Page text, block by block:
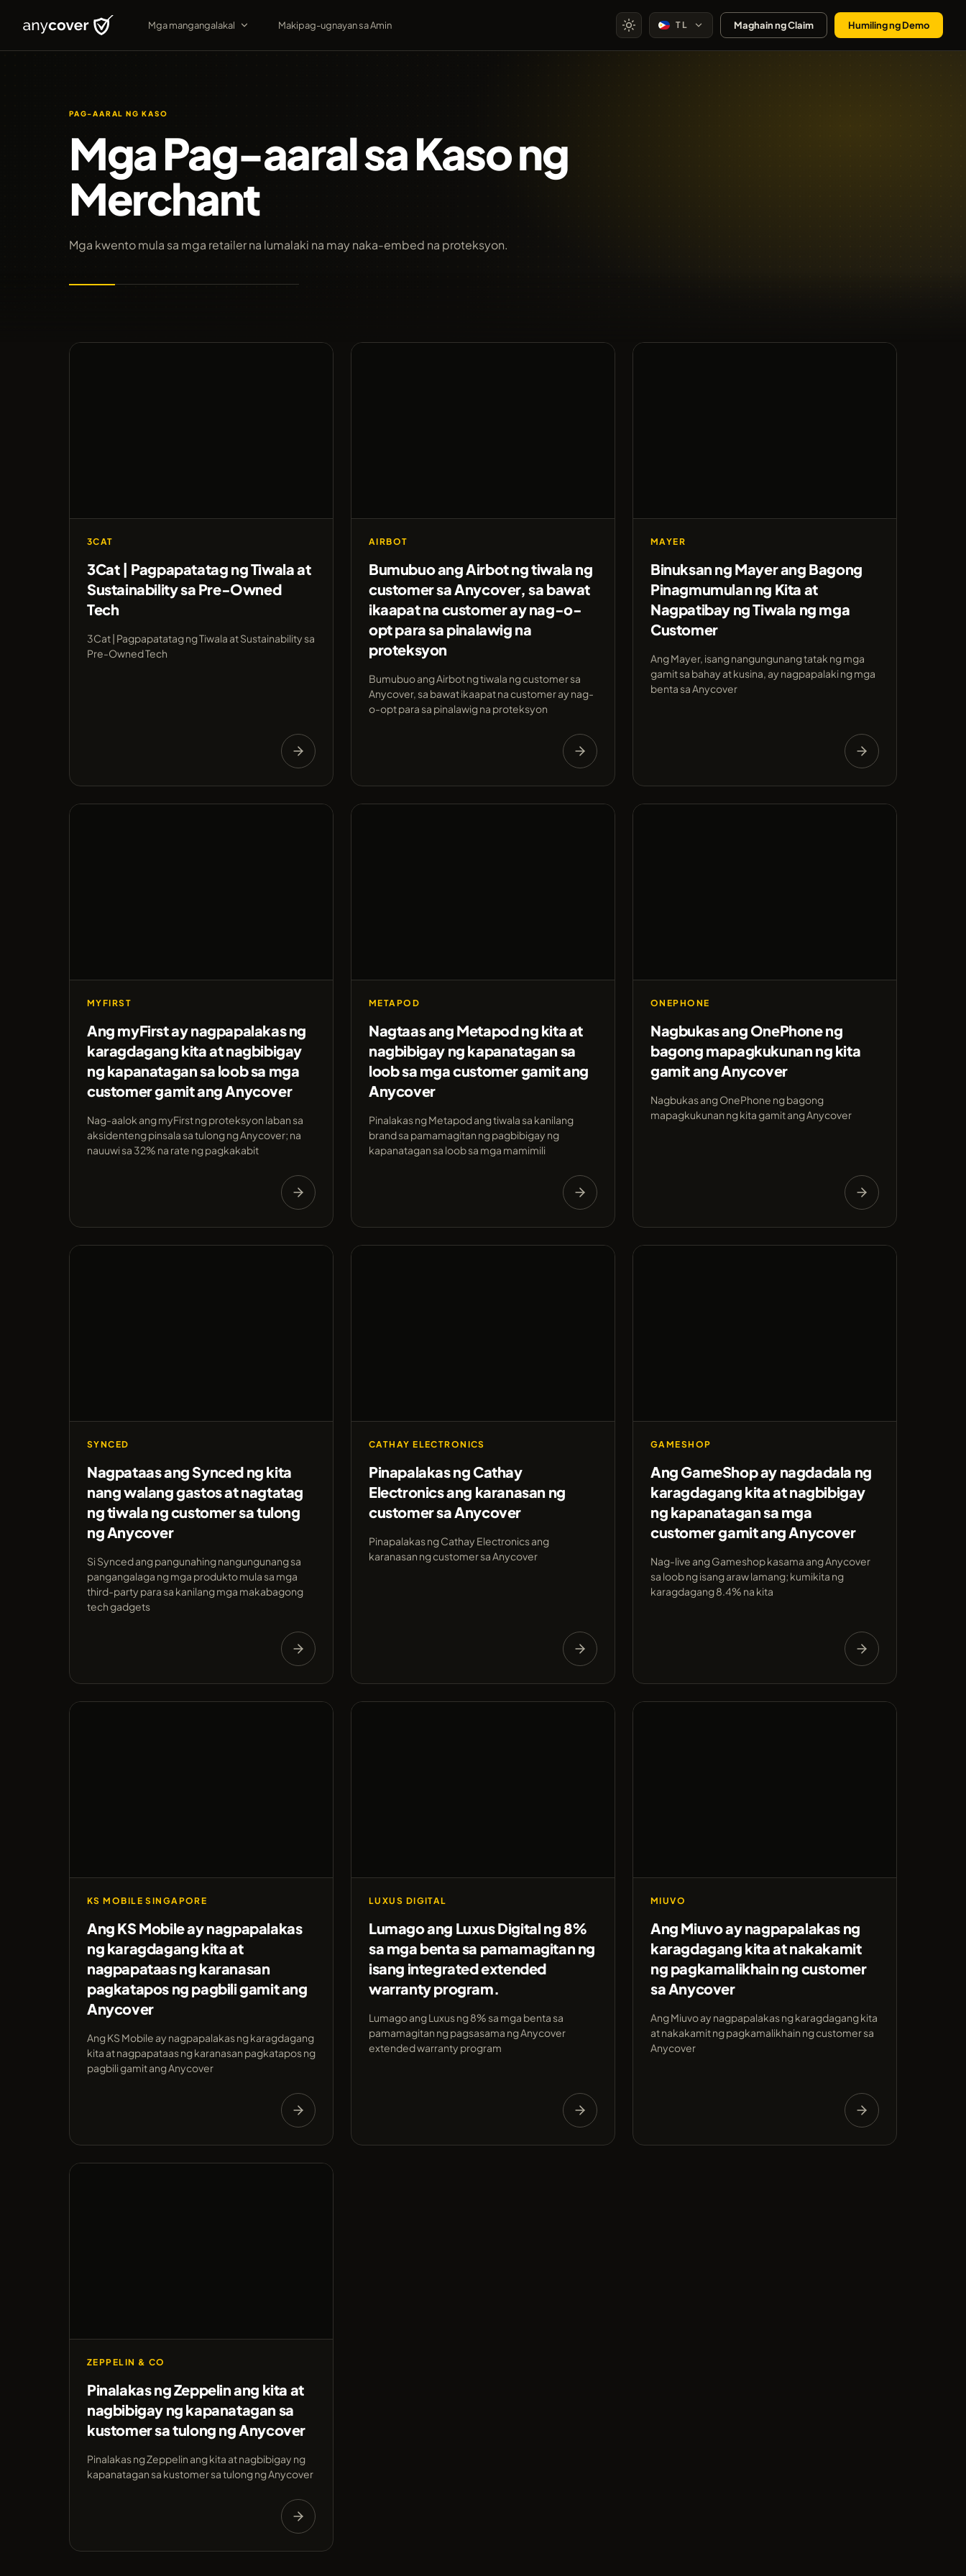
Mga mangangalakal Makipag-ugnayan sa Amin TL Maghain ng Claim Humiling ng Demo
PAG-AARAL NG KASO
Mga Pag-aaral sa Kaso ng
Merchant
Mga kwento mula sa mga retailer na lumalaki na may naka-embed na proteksyon.
3CAT
3Cat | Pagpapatatag ng Tiwala at
Sustainability sa Pre-Owned
Tech
3Cat | Pagpapatatag ng Tiwala at Sustainability sa
Pre-Owned Tech
AIRBOT
Bumubuo ang Airbot ng tiwala ng
customer sa Anycover, sa bawat
ikaapat na customer ay nag-o-
opt para sa pinalawig na
proteksyon
Bumubuo ang Airbot ng tiwala ng customer sa
Anycover, sa bawat ikaapat na customer ay nag-
o-opt para sa pinalawig na proteksyon
MAYER
Binuksan ng Mayer ang Bagong
Pinagmumulan ng Kita at
Nagpatibay ng Tiwala ng mga
Customer
Ang Mayer, isang nangungunang tatak ng mga
gamit sa bahay at kusina, ay nagpapalaki ng mga
benta sa Anycover
MYFIRST
Ang myFirst ay nagpapalakas ng
karagdagang kita at nagbibigay
ng kapanatagan sa loob sa mga
customer gamit ang Anycover
Nag-aalok ang myFirst ng proteksyon laban sa
aksidenteng pinsala sa tulong ng Anycover; na
nauuwi sa 32% na rate ng pagkakabit
METAPOD
Nagtaas ang Metapod ng kita at
nagbibigay ng kapanatagan sa
loob sa mga customer gamit ang
Anycover
Pinalakas ng Metapod ang tiwala sa kanilang
brand sa pamamagitan ng pagbibigay ng
kapanatagan sa loob sa mga mamimili
ONEPHONE
Nagbukas ang OnePhone ng
bagong mapagkukunan ng kita
gamit ang Anycover
Nagbukas ang OnePhone ng bagong
mapagkukunan ng kita gamit ang Anycover
SYNCED
Nagpataas ang Synced ng kita
nang walang gastos at nagtatag
ng tiwala ng customer sa tulong
ng Anycover
Si Synced ang pangunahing nangungunang sa
pangangalaga ng mga produkto mula sa mga
third-party para sa kanilang mga makabagong
tech gadgets
CATHAY ELECTRONICS
Pinapalakas ng Cathay
Electronics ang karanasan ng
customer sa Anycover
Pinapalakas ng Cathay Electronics ang
karanasan ng customer sa Anycover
GAMESHOP
Ang GameShop ay nagdadala ng
karagdagang kita at nagbibigay
ng kapanatagan sa mga
customer gamit ang Anycover
Nag-live ang Gameshop kasama ang Anycover
sa loob ng isang araw lamang; kumikita ng
karagdagang 8.4% na kita
KS MOBILE SINGAPORE
Ang KS Mobile ay nagpapalakas
ng karagdagang kita at
nagpapataas ng karanasan
pagkatapos ng pagbili gamit ang
Anycover
Ang KS Mobile ay nagpapalakas ng karagdagang
kita at nagpapataas ng karanasan pagkatapos ng
pagbili gamit ang Anycover
LUXUS DIGITAL
Lumago ang Luxus Digital ng 8%
sa mga benta sa pamamagitan ng
isang integrated extended
warranty program.
Lumago ang Luxus ng 8% sa mga benta sa
pamamagitan ng pagsasama ng Anycover
extended warranty program
MIUVO
Ang Miuvo ay nagpapalakas ng
karagdagang kita at nakakamit
ng pagkamalikhain ng customer
sa Anycover
Ang Miuvo ay nagpapalakas ng karagdagang kita
at nakakamit ng pagkamalikhain ng customer sa
Anycover
ZEPPELIN & CO
Pinalakas ng Zeppelin ang kita at
nagbibigay ng kapanatagan sa
kustomer sa tulong ng Anycover
Pinalakas ng Zeppelin ang kita at nagbibigay ng
kapanatagan sa kustomer sa tulong ng Anycover